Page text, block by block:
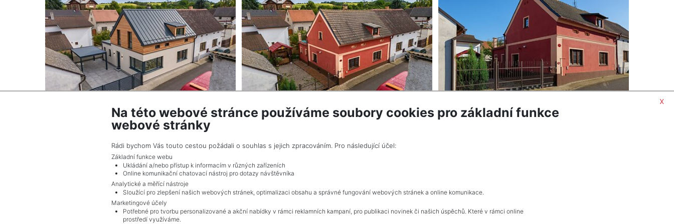
Dům na prodej / rodinný dům / 90 m 2
3 790 000 Kč (za nemovitost) Cena + provize RK
x
Na této webové stránce používáme soubory cookies pro základní funkce
webové stránky
Rádi bychom Vás touto cestou požádali o souhlas s jejich zpracováním. Pro následující účel:
Základní funkce webu
Ukládání a/nebo přístup k informacím v různých zařízeních
Online komunikační chatovací nástroj pro dotazy návštěvníka
Analytické a měřící nástroje
Sloužící pro zlepšení našich webových stránek, optimalizaci obsahu a správné fungování webových stránek a online komunikace.
Marketingové účely
Potřebné pro tvorbu personalizované a akční nabídky v rámci reklamních kampaní, pro publikaci novinek či našich úspěchů. Které v rámci online
prostředí využíváme.